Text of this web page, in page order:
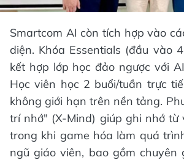
Smartcom AI còn tích hợp vào
diện. Khóa Essentials (đầu vào
kết hợp lớp học đảo ngược với
Học viên học 2 buổi/tuần trực
không giới hạn trên nền tảng.
trí nhớ" (X-Mind) giúp ghi nhớ từ
trong khi game hóa làm quá
ngũ giáo viên, bao gồm chuyên